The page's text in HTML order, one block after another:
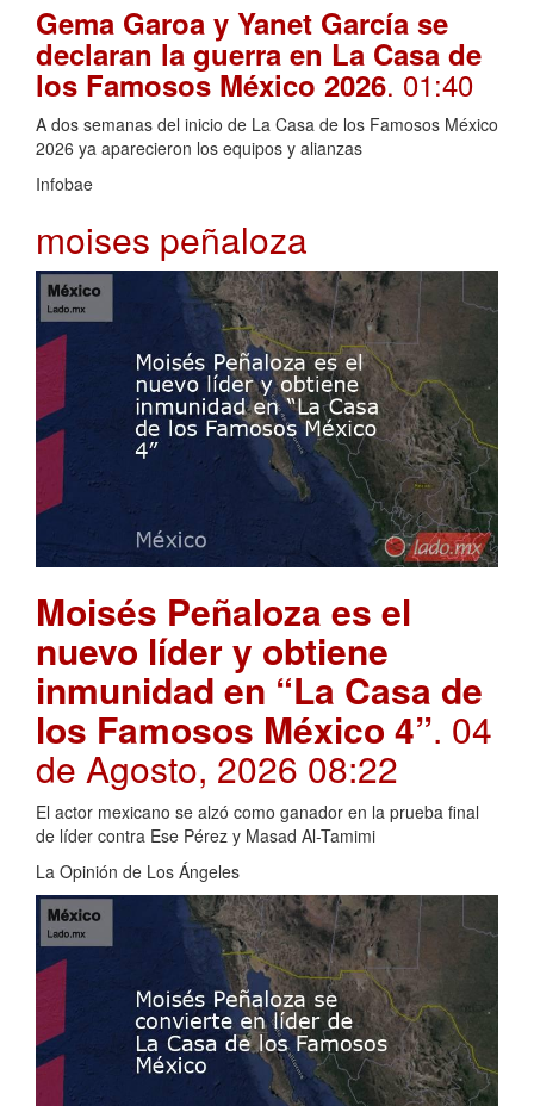
Gema Garoa y Yanet García se
declaran la guerra en La Casa de
los Famosos México 2026. 01:40
A dos semanas del inicio de La Casa de los Famosos México
2026 ya aparecieron los equipos y alianzas
Infobae
moises peñaloza
Moisés Peñaloza es el
nuevo líder y obtiene
inmunidad en “La Casa de
los Famosos México 4”. 04
de Agosto, 2026 08:22
El actor mexicano se alzó como ganador en la prueba final
de líder contra Ese Pérez y Masad Al-Tamimi
La Opinión de Los Ángeles